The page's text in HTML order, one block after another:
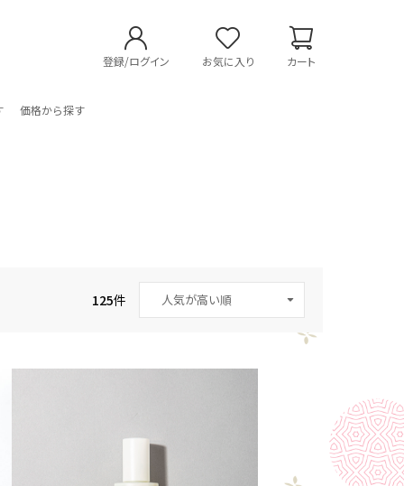
登録/ログイン お気に入り カート
価格から探す
125件